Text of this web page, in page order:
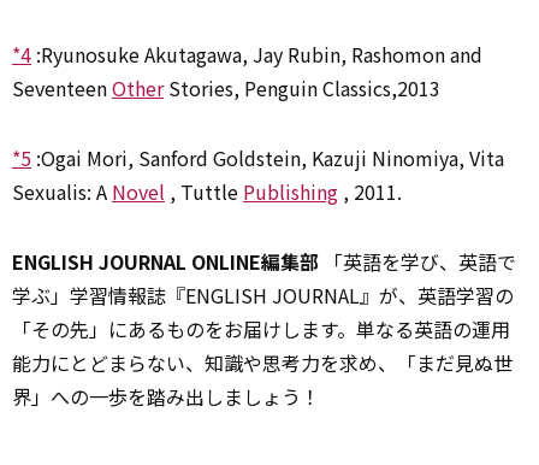
*4 :Ryunosuke Akutagawa, Jay Rubin, Rashomon and
SeventeenOtherStories, Penguin Classics,2013
*5 :Ogai Mori, Sanford Goldstein, Kazuji Ninomiya, Vita
Sexualis: A Novel , Tuttle Publishing , 2011.
ENGLISH JOURNAL ONLINE編集部 「英語を学び、英語で
学ぶ」学習情報誌『ENGLISH JOURNAL』が、英語学習の
「その先」にあるものをお届けします。単なる英語の運用
能力にとどまらない、知識や思考力を求め、「まだ見ぬ世
界」への一歩を踏み出しましょう！